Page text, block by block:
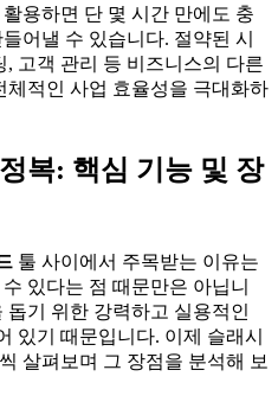
용하면 단 몇 시간 만에도 충
어낼 수 있습니다. 절약된 시
고객 관리 등 비즈니스의 다른
체적인 사업 효율성을 극대화하
복: 핵심 기능 및 장
툴 사이에서 주목받는 이유는
있다는 점 때문만은 아닙니
기 위한 강력하고 실용적인
있기 때문입니다. 이제 슬래시
살펴보며 그 장점을 분석해 보